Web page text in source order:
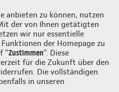
anbieten zu können, nutzen
der von Ihnen getätigten
wir nur essentielle
der Homepage zu
"Zustimmen". Diese
für die Zukunft über den
Die vollständigen
in unseren
Login
Wissenswertes Beratung &